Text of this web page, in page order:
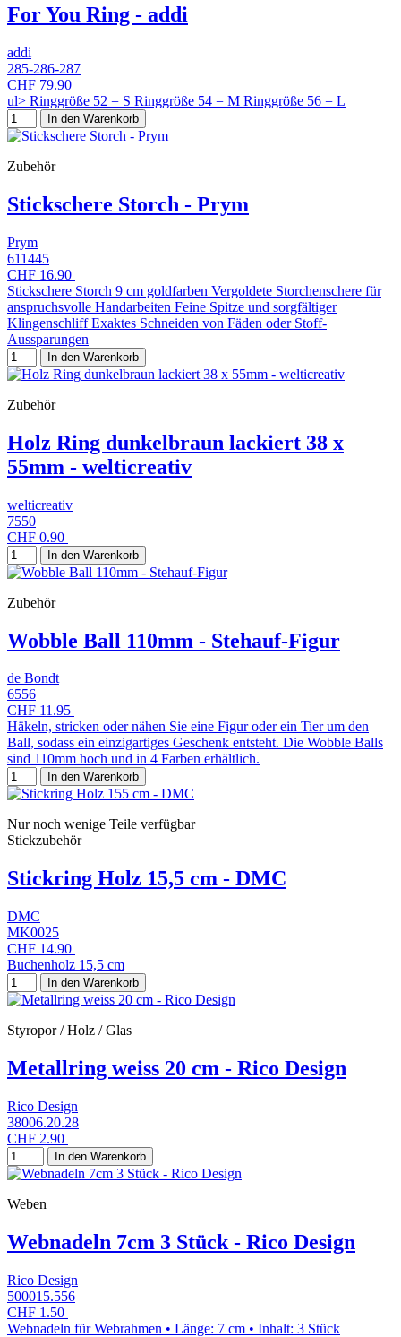
For You Ring - addi
addi
285-286-287
CHF 79.90
ul> Ringgröße 52 = S Ringgröße 54 = M Ringgröße 56 = L
In den Warenkorb
Zubehör
Stickschere Storch - Prym
Prym
611445
CHF 16.90
Stickschere Storch 9 cm goldfarben Vergoldete Storchenschere für
anspruchsvolle Handarbeiten Feine Spitze und sorgfältiger
Klingenschliff Exaktes Schneiden von Fäden oder Stoff-
Aussparungen
In den Warenkorb
Zubehör
Holz Ring dunkelbraun lackiert 38 x
55mm - welticreativ
welticreativ
7550
CHF 0.90
In den Warenkorb
Zubehör
Wobble Ball 110mm - Stehauf-Figur
de Bondt
6556
CHF 11.95
Häkeln, stricken oder nähen Sie eine Figur oder ein Tier um den
Ball, sodass ein einzigartiges Geschenk entsteht. Die Wobble Balls
sind 110mm hoch und in 4 Farben erhältlich.
In den Warenkorb
Nur noch wenige Teile verfügbar
Stickzubehör
Stickring Holz 15,5 cm - DMC
DMC
MK0025
CHF 14.90
Buchenholz 15,5 cm
In den Warenkorb
Styropor / Holz / Glas
Metallring weiss 20 cm - Rico Design
Rico Design
38006.20.28
CHF 2.90
In den Warenkorb
Weben
Webnadeln 7cm 3 Stück - Rico Design
Rico Design
500015.556
CHF 1.50
Webnadeln für Webrahmen • Länge: 7 cm • Inhalt: 3 Stück